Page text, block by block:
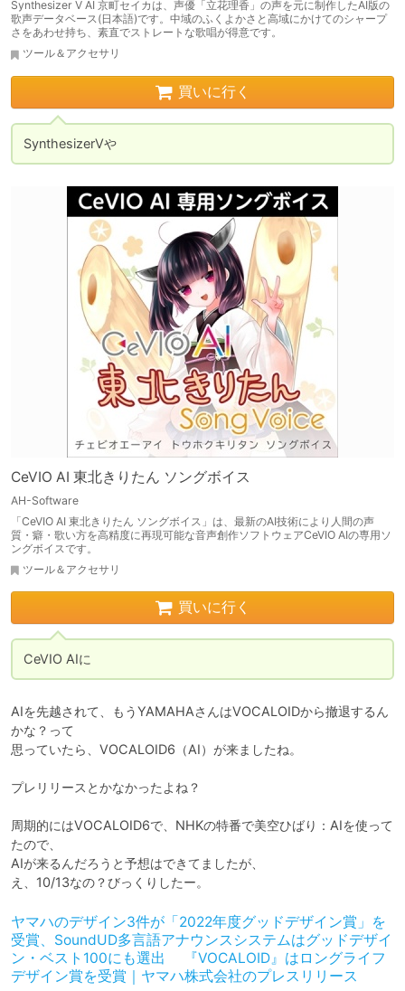
Synthesizer V AI 京町セイカは、声優「立花理香」の声を元に制作したAI版の
歌声データベース(日本語)です。中域のふくよかさと高域にかけてのシャープ
さをあわせ持ち、素直でストレートな歌唱が得意です。
ツール＆アクセサリ
買いに行く
SynthesizerVや
CeVIO AI 東北きりたん ソングボイス
AH-Software
「CeVIO AI 東北きりたん ソングボイス」は、最新のAI技術により人間の声
質・癖・歌い方を高精度に再現可能な音声創作ソフトウェアCeVIO AIの専用ソ
ングボイスです。
ツール＆アクセサリ
買いに行く
CeVIO AIに
AIを先越されて、もうYAMAHAさんはVOCALOIDから撤退するん
かな？って
思っていたら、VOCALOID6（AI）が来ましたね。
プレリリースとかなかったよね？
周期的にはVOCALOID6で、NHKの特番で美空ひばり：AIを使って
たので、
AIが来るんだろうと予想はできてましたが、
え、10/13なの？びっくりしたー。
ヤマハのデザイン3件が「2022年度グッドデザイン賞」を
受賞、SoundUD多言語アナウンスシステムはグッドデザイ
ン・ベスト100にも選出 『VOCALOID』はロングライフ
デザイン賞を受賞｜ヤマハ株式会社のプレスリリース